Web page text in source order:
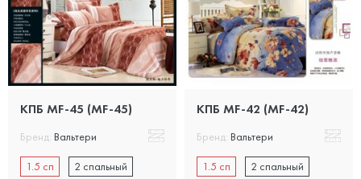
КПБ MF-45 (MF-45)
Бренд: Вальтери
1.5 сп
2 спальный
КПБ MF-42 (MF-42)
Бренд: Вальтери
1.5 сп
2 спальный